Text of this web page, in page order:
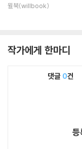
윌북(willbook)
작가에게 한마디
댓글 0건
등